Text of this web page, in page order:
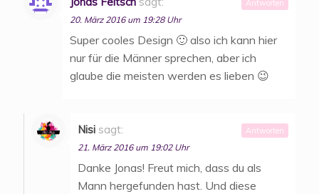
20. März 2016 um 19:28 Uhr
Super cooles Design 🙂 also ich kann hier
nur für die Männer sprechen, aber ich
glaube die meisten werden es lieben 😉
Antworten
Nisi sagt:
21. März 2016 um 19:02 Uhr
Danke Jonas! Freut mich, dass du als
Mann hergefunden hast. Und diese
Antworten